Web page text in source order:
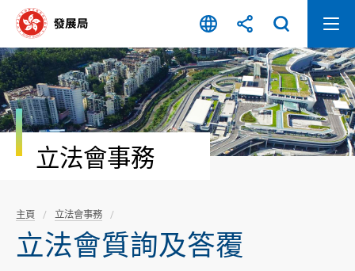
容
開
始
立法會事務
主頁 立法會事務
立法會質詢及答覆